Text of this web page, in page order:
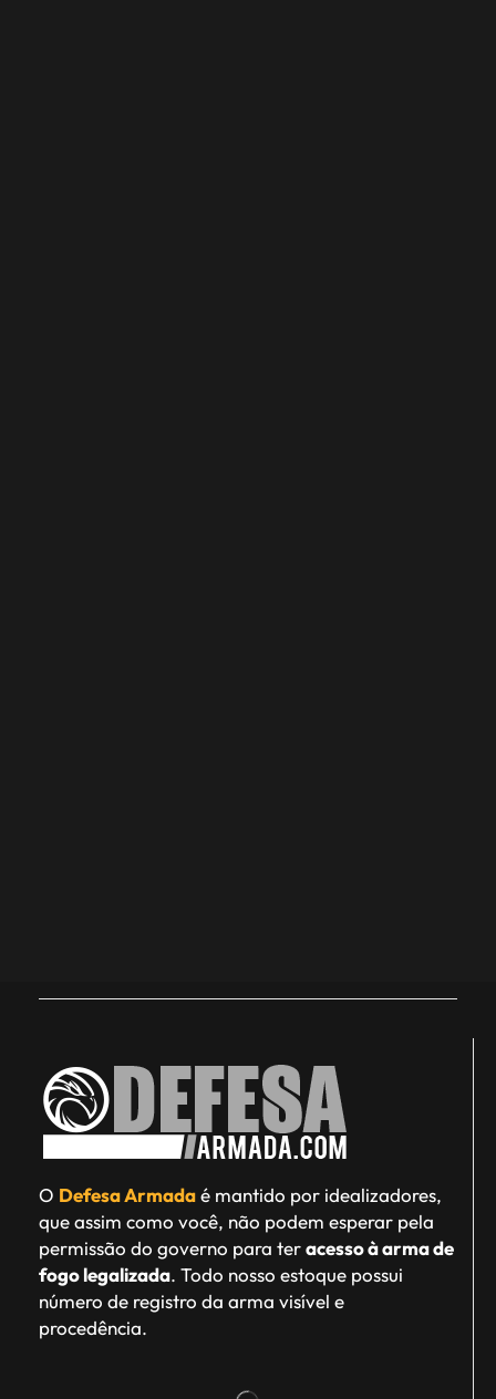
O Defesa Armadaé mantido por idealizadores,
que assim como você, não podem esperar pela
permissão do governo para teracesso à arma de
fogo legalizada. Todo nosso estoque possui
número de registro da arma visível e
procedência.